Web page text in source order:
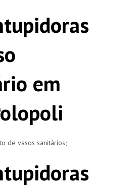
em
de vasos sanitários;